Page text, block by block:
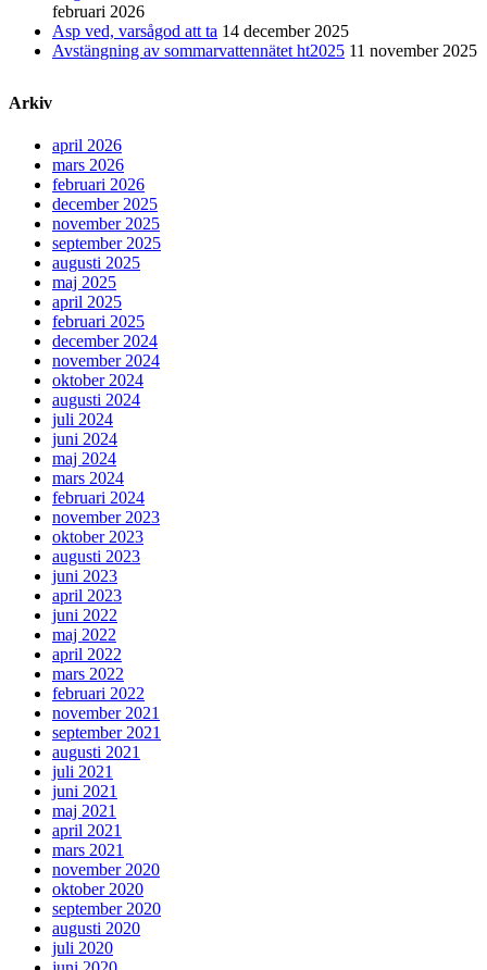
februari 2026
Asp ved, varsågod att ta 14 december 2025
Avstängning av sommarvattennätet ht2025 11 november 2025
Arkiv
april 2026
mars 2026
februari 2026
december 2025
november 2025
september 2025
augusti 2025
maj 2025
april 2025
februari 2025
december 2024
november 2024
oktober 2024
augusti 2024
juli 2024
juni 2024
maj 2024
mars 2024
februari 2024
november 2023
oktober 2023
augusti 2023
juni 2023
april 2023
juni 2022
maj 2022
april 2022
mars 2022
februari 2022
november 2021
september 2021
augusti 2021
juli 2021
juni 2021
maj 2021
april 2021
mars 2021
november 2020
oktober 2020
september 2020
augusti 2020
juli 2020